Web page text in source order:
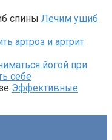
Лечим ушиб
артроз и артрит
йогой при
себе
Эффективные